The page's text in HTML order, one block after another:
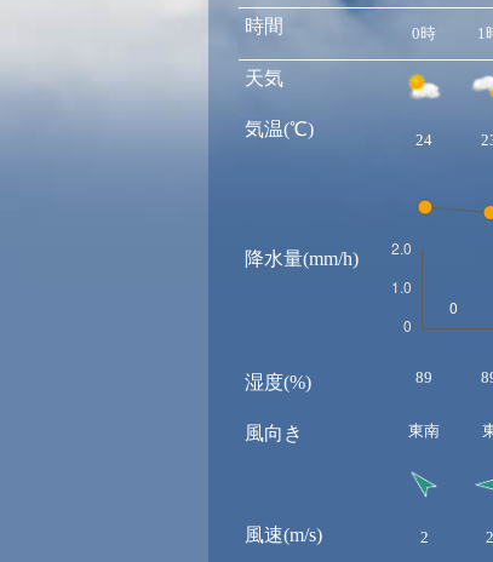
時間
天気
気温(℃)
降水量(mm/h)
湿度(%)
風向き
風速(m/s)
0時 1
24
89
東南
2 2